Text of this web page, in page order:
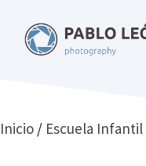
contenido
Inicio / Escuela Infantil